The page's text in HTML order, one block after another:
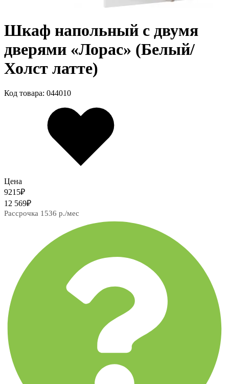
Шкаф напольный с двумя
дверями «Лорас» (Белый/
Холст латте)
Код товара: 044010
Цена
9215₽
12 569₽
Рассрочка 1536 р./мес